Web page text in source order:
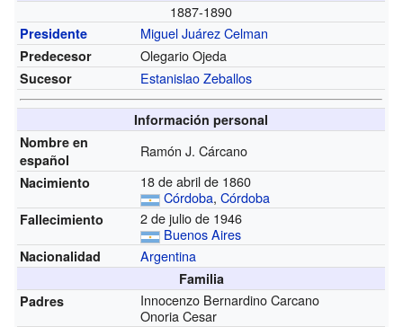
1887-1890
Presidente Miguel Juárez Celman
Predecesor Olegario Ojeda
Sucesor Estanislao Zeballos
Información personal
Nombre en
español
Ramón J. Cárcano
Nacimiento
18 de abril de 1860
Córdoba,Córdoba
Fallecimiento
2 de julio de 1946
Buenos Aires
Nacionalidad Argentina
Familia
Padres
Innocenzo Bernardino Carcano
Onoria Cesar